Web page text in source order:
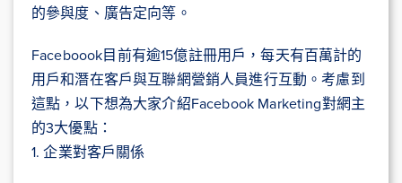
的參與度、廣告定向等。
Faceboook目前有逾15億註冊用戶，每天有百萬計的
用戶和潛在客戶與互聯網營銷人員進行互動。考慮到
這點，以下想為大家介紹Facebook Marketing對網主
的3大優點：
1. 企業對客戶關係